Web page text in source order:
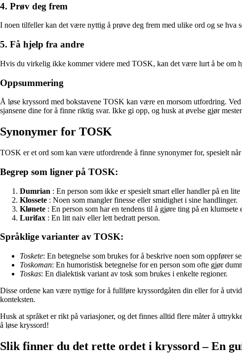
4. Prøv deg frem
I noen tilfeller kan det være nyttig å prøve deg frem med ulike ord og se hva
5. Få hjelp fra andre
Hvis du virkelig ikke kommer videre med TOSK, kan det være lurt å be om
Oppsummering
Å løse kryssord med bokstavene TOSK kan være en morsom utfordring.
sjansene dine for å finne riktig svar. Ikke gi opp, og husk at øvelse gjør
Synonymer for TOSK
TOSK er et ord som kan være utfordrende å finne synonymer for, spesielt
Begrep som ligner på TOSK:
Dumrian : En person som ikke er spesielt smart eller handler på en
Klossete : Noen som mangler finesse eller smidighet i sine handlinger.
Klønete : En person som har en tendens til å gjøre ting på en klumsete
Lurifax : En litt naiv eller lett bedratt person.
Språklige varianter av TOSK:
Toskete: En betegnelse som brukes for å beskrive noen som oppfører
Toskoman: En humoristisk betegnelse for en person som ofte gjør
Toskas: En dialektisk variant av tosk som brukes i enkelte regioner.
Disse ordene kan være nyttige for å fullføre kryssordgåten din eller for å
konteksten.
Husk at språket er rikt på variasjoner, og det finnes alltid flere måter å
å løse kryssord!
Slik finner du det rette ordet i kryssord – En